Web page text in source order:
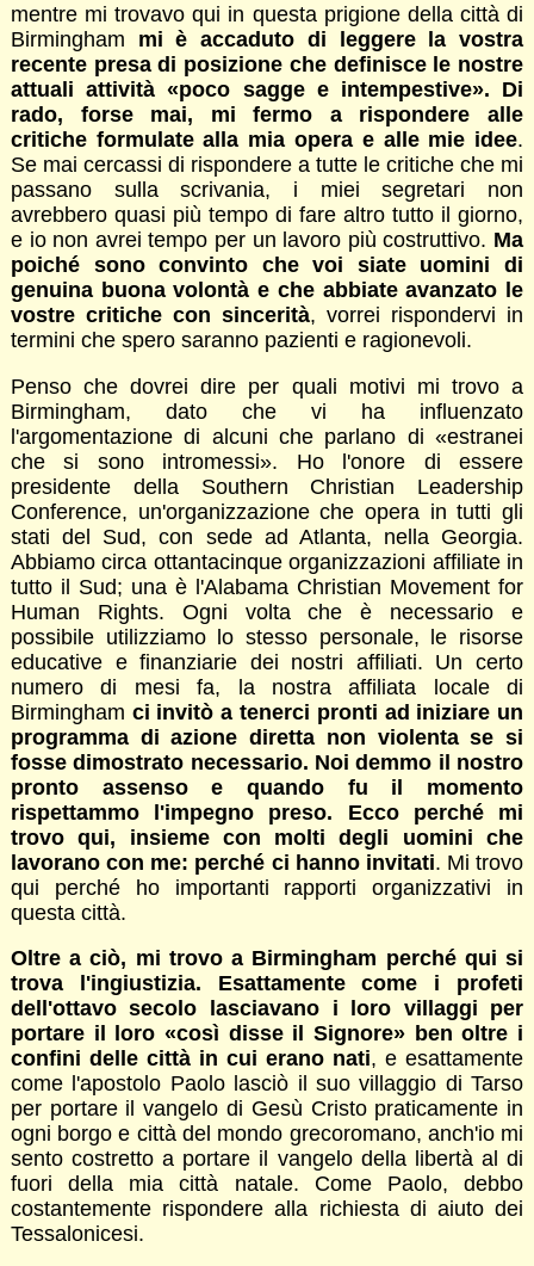
mentre mi trovavo qui in questa prigione della città di
Birmingham mi è accaduto di leggere la vostra
recente presa di posizione che definisce le nostre
attuali attività «poco sagge e intempestive». Di
rado, forse mai, mi fermo a rispondere alle
critiche formulate alla mia opera e alle mie idee.
Se mai cercassi di rispondere a tutte le critiche che mi
passano sulla scrivania, i miei segretari non
avrebbero quasi più tempo di fare altro tutto il giorno,
e io non avrei tempo per un lavoro più costruttivo. Ma
poiché sono convinto che voi siate uomini di
genuina buona volontà e che abbiate avanzato le
vostre critiche con sincerità, vorrei rispondervi in
termini che spero saranno pazienti e ragionevoli.
Penso che dovrei dire per quali motivi mi trovo a
Birmingham, dato che vi ha influenzato
l'argomentazione di alcuni che parlano di «estranei
che si sono intromessi». Ho l'onore di essere
presidente della Southern Christian Leadership
Conference, un'organizzazione che opera in tutti gli
stati del Sud, con sede ad Atlanta, nella Georgia.
Abbiamo circa ottantacinque organizzazioni affiliate in
tutto il Sud; una è l'Alabama Christian Movement for
Human Rights. Ogni volta che è necessario e
possibile utilizziamo lo stesso personale, le risorse
educative e finanziarie dei nostri affiliati. Un certo
numero di mesi fa, la nostra affiliata locale di
Birmingham ci invitò a tenerci pronti ad iniziare un
programma di azione diretta non violenta se si
fosse dimostrato necessario. Noi demmo il nostro
pronto assenso e quando fu il momento
rispettammo l'impegno preso. Ecco perché mi
trovo qui, insieme con molti degli uomini che
lavorano con me: perché ci hanno invitati. Mi trovo
qui perché ho importanti rapporti organizzativi in
questa città.
Oltre a ciò, mi trovo a Birmingham perché qui si
trova l'ingiustizia. Esattamente come i profeti
dell'ottavo secolo lasciavano i loro villaggi per
portare il loro «così disse il Signore» ben oltre i
confini delle città in cui erano nati, e esattamente
come l'apostolo Paolo lasciò il suo villaggio di Tarso
per portare il vangelo di Gesù Cristo praticamente in
ogni borgo e città del mondo greco­romano, anch'io mi
sento costretto a portare il vangelo della libertà al di
fuori della mia città natale. Come Paolo, debbo
costantemente rispondere alla richiesta di aiuto dei
Tessalonicesi.